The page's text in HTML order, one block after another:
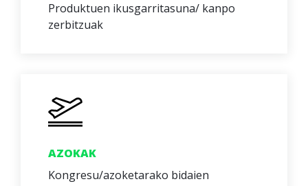
Produktuen ikusgarritasuna/ kanpo
zerbitzuak
AZOKAK
Kongresu/azoketarako bidaien